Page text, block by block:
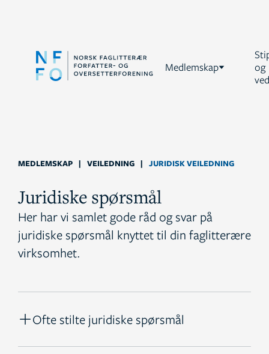
Medlemskap
og
MEDLEMSKAP | VEILEDNING | JURIDISK VEILEDNING
Juridiske spørsmål
Her har vi samlet gode råd og svar på
juridiske spørsmål knyttet til din faglitterære
virksomhet.
Ofte stilte juridiske spørsmål